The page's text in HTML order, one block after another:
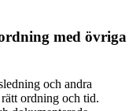
med övriga
och andra
ordning och tid.